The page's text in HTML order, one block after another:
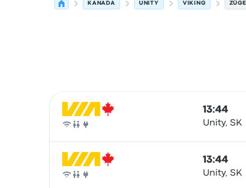
KANADA UNITY VIKING
Zug
13:44
Unity, SK
Zug
13:44
Unity, SK